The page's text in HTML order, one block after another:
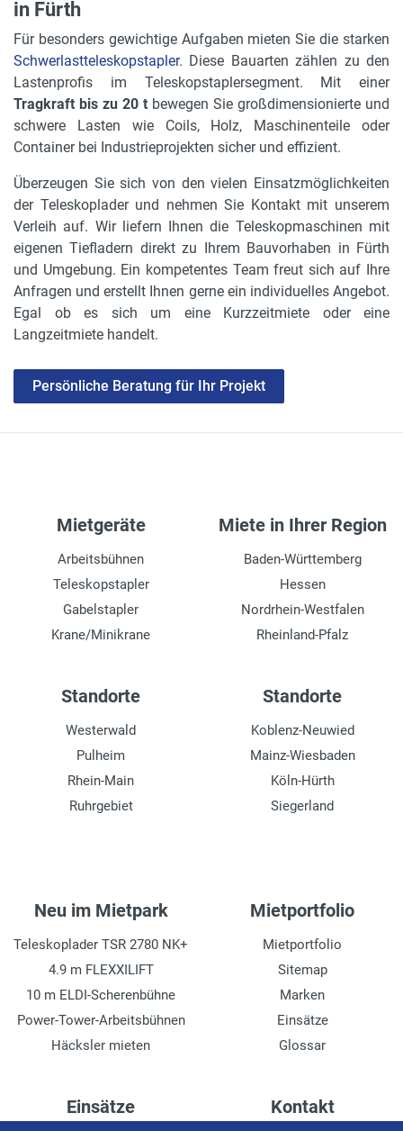
in Fürth
Für besonders gewichtige Aufgaben mieten Sie die starken
Schwerlastteleskopstapler. Diese Bauarten zählen zu den
Lastenprofis im Teleskopstaplersegment. Mit einer
Tragkraft bis zu 20 t bewegen Sie großdimensionierte und
schwere Lasten wie Coils, Holz, Maschinenteile oder
Container bei Industrieprojekten sicher und effizient.
Überzeugen Sie sich von den vielen Einsatzmöglichkeiten
der Teleskoplader und nehmen Sie Kontakt mit unserem
Verleih auf. Wir liefern Ihnen die Teleskopmaschinen mit
eigenen Tiefladern direkt zu Ihrem Bauvorhaben in Fürth
und Umgebung. Ein kompetentes Team freut sich auf Ihre
Anfragen und erstellt Ihnen gerne ein individuelles Angebot.
Egal ob es sich um eine Kurzzeitmiete oder eine
Langzeitmiete handelt.
Persönliche Beratung für Ihr Projekt
Mietgeräte
Arbeitsbühnen
Teleskopstapler
Gabelstapler
Krane/Minikrane
Miete in Ihrer Region
Baden-Württemberg
Hessen
Nordrhein-Westfalen
Rheinland-Pfalz
Standorte
Westerwald
Pulheim
Rhein-Main
Ruhrgebiet
Standorte
Koblenz-Neuwied
Mainz-Wiesbaden
Köln-Hürth
Siegerland
Neu im Mietpark
Teleskoplader TSR 2780 NK+
4.9 m FLEXXILIFT
10 m ELDI-Scherenbühne
Power-Tower-Arbeitsbühnen
Häcksler mieten
Mietportfolio
Mietportfolio
Sitemap
Marken
Einsätze
Glossar
Einsätze
Kontakt